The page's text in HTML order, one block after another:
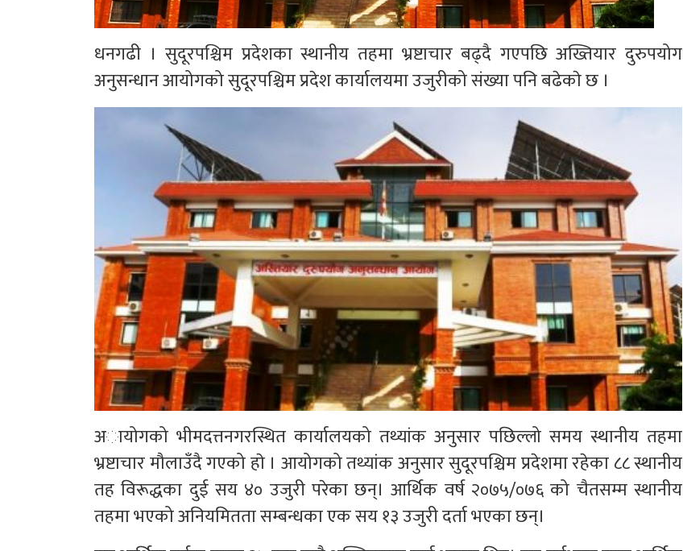
धनगढी । सुदूरपश्चिम प्रदेशका स्थानीय तहमा भ्रष्टाचार बढ्दै गएपछि अख्तियार दुरुपयोग
अनुसन्धान आयोगको सुदूरपश्चिम प्रदेश कार्यालयमा उजुरीको संख्या पनि बढेकाे छ ।
अायोगको भीमदत्तनगरस्थित कार्यालयको तथ्यांक अनुसार पछिल्लो समय स्थानीय तहमा
भ्रष्टाचार मौलाउँदै गएको हाे । आयोगको तथ्यांक अनुसार सुदूरपश्चिम प्रदेशमा रहेका ८८ स्थानीय
तह विरूद्धका दुई सय ४० उजुरी परेका छन्। आर्थिक वर्ष २०७५/०७६ को चैतसम्म स्थानीय
तहमा भएको अनियमितता सम्बन्धका एक सय १३ उजुरी दर्ता भएका छन्।